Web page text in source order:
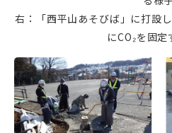
右：「西平山あそびば」に打設
にCO₂を固